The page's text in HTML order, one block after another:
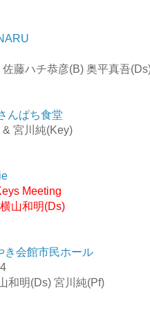
藤ハチ恭彦(B) 奥平真吾
んぱち食堂
& 宮川純(Key)
Meeting
山和明(Ds)
き会館市民ホール
和明(Ds) 宮川純(Pf)